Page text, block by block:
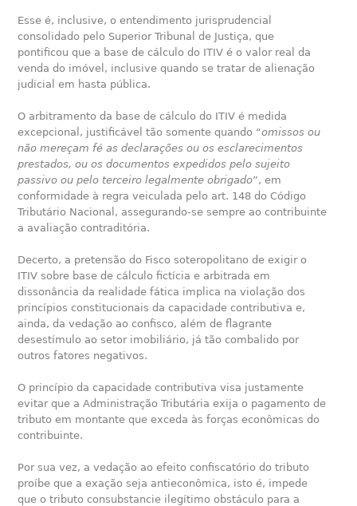
Esse é, inclusive, o entendimento jurisprudencial
consolidado pelo Superior Tribunal de Justiça, que
pontificou que a base de cálculo do ITIV é o valor real da
venda do imóvel, inclusive quando se tratar de alienação
judicial em hasta pública.
O arbitramento da base de cálculo do ITIV é medida
excepcional, justificável tão somente quando “omissos ou
não mereçam fé as declarações ou os esclarecimentos
prestados, ou os documentos expedidos pelo sujeito
passivo ou pelo terceiro legalmente obrigado”, em
conformidade à regra veiculada pelo art. 148 do Código
Tributário Nacional, assegurando-se sempre ao contribuinte
a avaliação contraditória.
Decerto, a pretensão do Fisco soteropolitano de exigir o
ITIV sobre base de cálculo fictícia e arbitrada em
dissonância da realidade fática implica na violação dos
princípios constitucionais da capacidade contributiva e,
ainda, da vedação ao confisco, além de flagrante
desestímulo ao setor imobiliário, já tão combalido por
outros fatores negativos.
O princípio da capacidade contributiva visa justamente
evitar que a Administração Tributária exija o pagamento de
tributo em montante que exceda às forças econômicas do
contribuinte.
Por sua vez, a vedação ao efeito confiscatório do tributo
proíbe que a exação seja antieconômica, isto é, impede
que o tributo consubstancie ilegítimo obstáculo para a